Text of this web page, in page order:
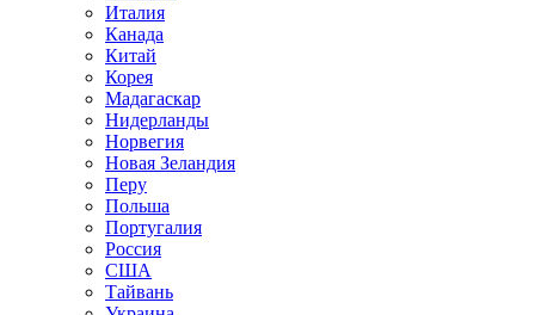
Италия
Канада
Китай
Корея
Мадагаскар
Нидерланды
Норвегия
Новая Зеландия
Перу
Польша
Португалия
Россия
США
Тайвань